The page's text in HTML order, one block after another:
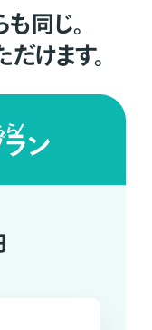
同じ。
けます。
ら
ン